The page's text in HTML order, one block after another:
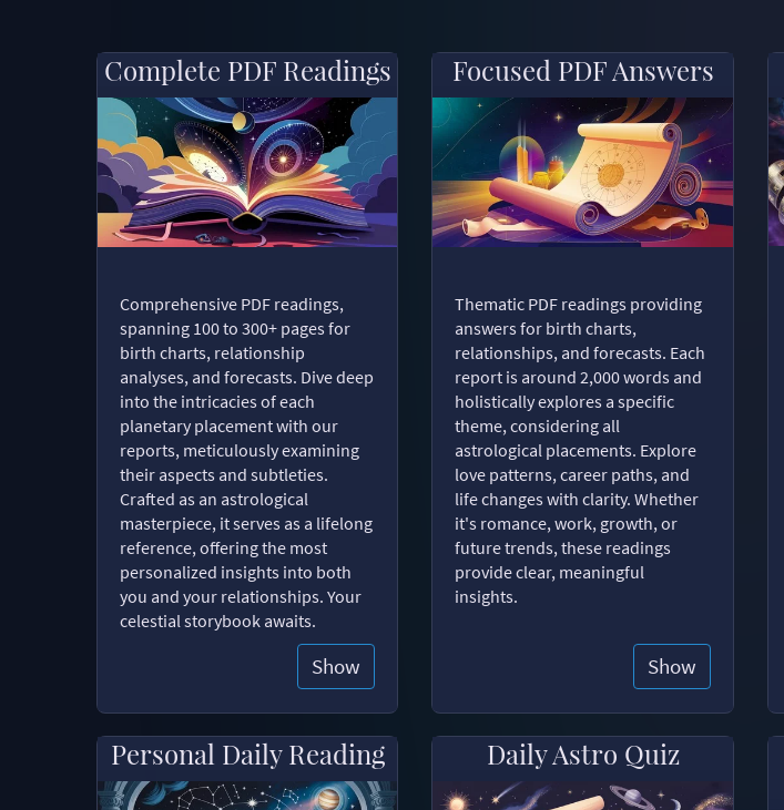
Complete PDF Readings
Comprehensive PDF readings,
spanning 100 to 300+ pages for
birth charts, relationship
analyses, and forecasts. Dive deep
into the intricacies of each
planetary placement with our
reports, meticulously examining
their aspects and subtleties.
Crafted as an astrological
masterpiece, it serves as a lifelong
reference, offering the most
personalized insights into both
you and your relationships. Your
celestial storybook awaits.
Show
Focused PDF Answers
Thematic PDF readings providing
answers for birth charts,
relationships, and forecasts. Each
report is around 2,000 words and
holistically explores a specific
theme, considering all
astrological placements. Explore
love patterns, career paths, and
life changes with clarity. Whether
it's romance, work, growth, or
future trends, these readings
provide clear, meaningful
insights.
Show
Personal Daily Reading Daily Astro Quiz